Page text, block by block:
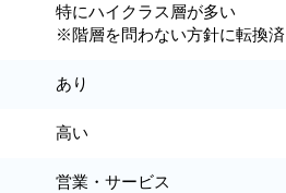
特にハイクラス層が多い
※階層を問わない方針に転換済
あり
高い
営業・サービス